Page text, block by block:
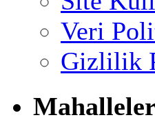
Veri
Gizlilik
Mahalleler